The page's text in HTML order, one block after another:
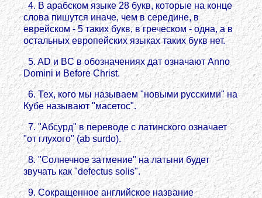
4. В арабском языке 28 букв, которые на конце
слова пишутся иначе, чем в середине, в
еврейском - 5 таких букв, в греческом - одна, а в
остальных европейских языках таких букв нет.
5. AD и BC в обозначениях дат означают Anno
Domini и Before Christ.
6. Тех, кого мы называем "новыми русскими" на
Кубе называют "масетос".
7. "Абсурд" в переводе с латинского означает
"от глухого" (ab surdo).
8. "Солнечное затмение" на латыни будет
звучать как "defectus solis".
9. Сокращенное английское название